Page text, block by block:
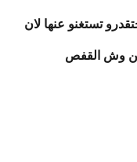
تستغنو عنها لان
وش القفص